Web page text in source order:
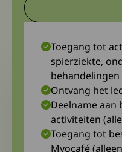
7 december 2023
Madelon Kroneman,
Toegang tot
spierziekte,
behandelingen
Ontvang het
Deelname aan
activiteiten
Toegang tot
Myocafé